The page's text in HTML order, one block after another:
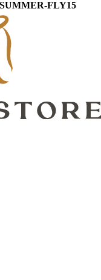
SUMMER-FLY15